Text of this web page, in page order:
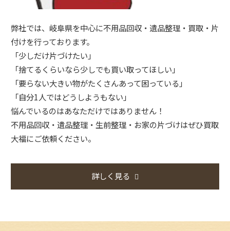
弊社では、岐阜県を中心に不用品回収・遺品整理・買取・片
付けを行っております。
「少しだけ片づけたい」
「捨てるくらいなら少しでも買い取ってほしい」
「要らない大きい物がたくさんあって困っている」
「自分1人ではどうしようもない」
悩んでいるのはあなただけではありません！
不用品回収・遺品整理・生前整理・お家の片づけはぜひ買取
大福にご依頼ください。
詳しく見る